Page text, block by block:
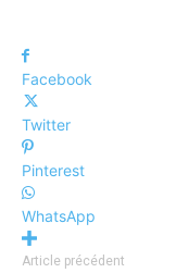
Facebook
Twitter
Pinterest
WhatsApp
Article précédent